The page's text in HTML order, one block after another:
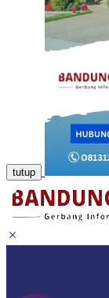
tutup